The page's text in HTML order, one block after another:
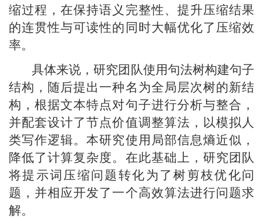
缩过程，在保持语义完整性、提升压缩结果
的连贯性与可读性的同时大幅优化了压缩效
率。
具体来说，研究团队使用句法树构建句子
结构，随后提出一种名为全局层次树的新结
构，根据文本特点对句子进行分析与整合，
并配套设计了节点价值调整算法，以模拟人
类写作逻辑。本研究使用局部信息熵近似，
降低了计算复杂度。在此基础上，研究团队
将提示词压缩问题转化为了树剪枝优化问
题，并相应开发了一个高效算法进行问题求
解。